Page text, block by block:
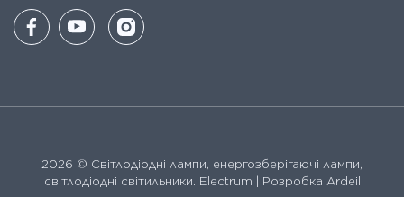
2026 © Світлодіодні лампи, енергозберігаючі лампи,
світлодіодні світильники. Electrum | Розробка Ardeil